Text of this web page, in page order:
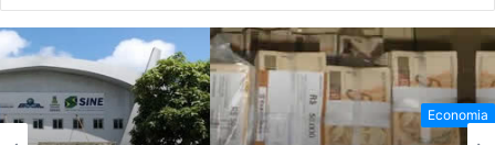
Economia